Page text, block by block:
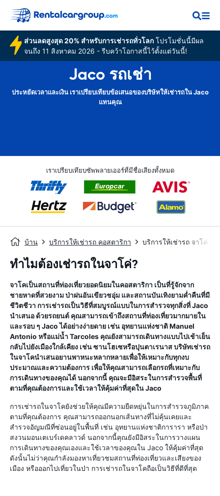
ส่วนลดสูงสุด 20% สำหรับการเช่ารถทั่วโลกโปรโมชั่นนี้มีผล
จนถึง 11 สิงหาคม 2026 - รีบคว้าโอกาสนี้ไว้ตั้งแต่วันนี้!
Jaco รถเช่า
ประหยัดเวลาและเงิน เราเปรียบเทียบข้อเสนอของบริษัทให้เช่ารถใน Jaco
แทนคุณ
เราเปรียบเทียบซัพพลายเออร์ที่มีชื่อเสียงทั้งหมด
บ้าน บริการให้เช่ารถ คอสตาริกา บริการให้เช่ารถ จาโค่
ทำไมต้องเช่ารถในจาโค่?
จาโคเป็นสถานที่ท่องเที่ยวยอดนิยมในคอสตาริกา เป็นที่รู้จักจาก
ชายหาดที่สวยงาม ป่าฝนอันเขียวชอุ่ม และสถานบันเทิงยามค่ำคืนที่มี
ชีวิตชีวา การเช่ารถเป็นวิธีที่สมบูรณ์แบบในการสำรวจทุกสิ่งที่ Jaco
นำเสนอ ด้วยรถยนต์ คุณสามารถเข้าถึงสถานที่ท่องเที่ยวมากมายใน
และรอบ ๆ Jaco ได้อย่างง่ายดาย เช่น อุทยานแห่งชาติ Manuel
Antonio หรือแม่น้ำ Tarcoles คุณยังสามารถเดินทางแบบไปเช้าเย็น
กลับไปยังเมืองใกล้เคียง เช่น ซานโฮเซหรือปุนตาเรนาส บริษัทเช่ารถ
ในจาโคนำเสนอยานพาหนะหลากหลายเพื่อให้เหมาะกับทุกงบ
ประมาณและความต้องการ เพื่อให้คุณสามารถเลือกรถที่เหมาะกับ
การเดินทางของคุณได้ นอกจากนี้ คุณจะมีอิสระในการสำรวจพื้นที่
ตามที่คุณต้องการและใช้เวลาให้คุ้มค่าที่สุดใน Jaco
การเช่ารถในจาโคยังช่วยให้คุณมีความยืดหยุ่นในการสำรวจภูมิภาค
ตามที่คุณต้องการ คุณสามารถออกนอกเส้นทางที่ไม่คุ้นเคยและ
สำรวจอัญมณีที่ซ่อนอยู่ในพื้นที่ เช่น อุทยานแห่งชาติการารา หรือป่า
สงวนมอนเตเบร์เดคลาวด์ นอกจากนี้คุณยังมีอิสระในการวางแผน
การเดินทางของคุณเองและใช้เวลาของคุณใน Jaco ให้คุ้มค่าที่สุด
ดังนั้นไม่ว่าคุณกำลังมองหาเที่ยวชมสถานที่ท่องเที่ยวและเสียงของ
เมือง หรือออกไปเที่ยวในป่า การเช่ารถในจาโคถือเป็นวิธีที่ดีที่สุด